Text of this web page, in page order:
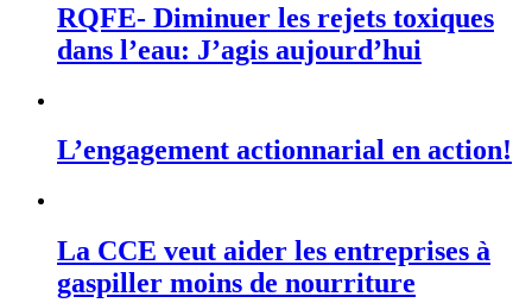
RQFE- Diminuer les rejets toxiques
dans l’eau: J’agis aujourd’hui
L’engagement actionnarial en action!
La CCE veut aider les entreprises à
gaspiller moins de nourriture